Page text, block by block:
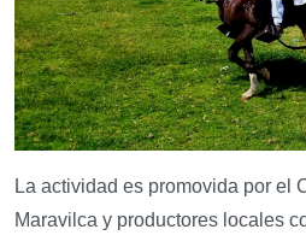
La actividad es promovida por el
Maravilca y productores locales